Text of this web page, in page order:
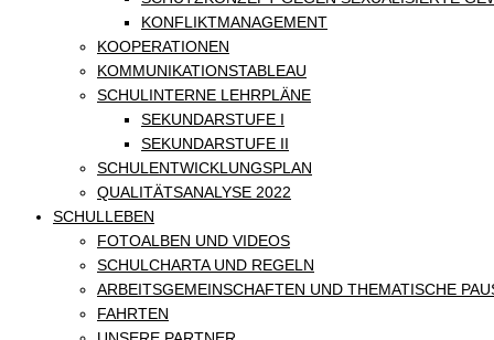
KONFLIKTMANAGEMENT
KOOPERATIONEN
KOMMUNIKATIONSTABLEAU
SCHULINTERNE LEHRPLÄNE
SEKUNDARSTUFE I
SEKUNDARSTUFE II
SCHULENTWICKLUNGSPLAN
QUALITÄTSANALYSE 2022
SCHULLEBEN
FOTOALBEN UND VIDEOS
SCHULCHARTA UND REGELN
ARBEITSGEMEINSCHAFTEN UND THEMATISCHE
FAHRTEN